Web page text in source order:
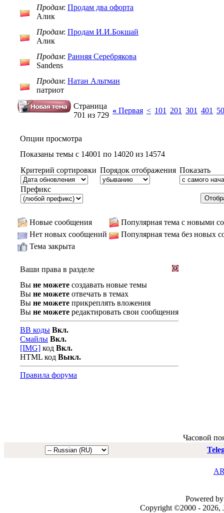
Продам: Продам два офорта
Алик
Продам: Продам И.И.Бокшай
Алик
Продам: Ранняя Серебрякова
Sandens
Продам: Натан Альтман
патриот
Страница
701 из 729
« Первая < 101 201 301 401
Опции просмотра
Показаны темы с 14001 по 14020 из 14574
Критерий сортировки Порядок отображения Показать
Префикс
Новые сообщения
Популярная тема с новыми
Нет новых сообщений
Популярная тема без новых
Тема закрыта
Ваши права в разделе
Вы не можете создавать новые темы
Вы не можете отвечать в темах
Вы не можете прикреплять вложения
Вы не можете редактировать свои сообщения
BB коды Вкл.
Смайлы Вкл.
[IMG] код Вкл.
HTML код Выкл.
Правила форума
Часовой
Powered
Copyright ©2000 - 2026,